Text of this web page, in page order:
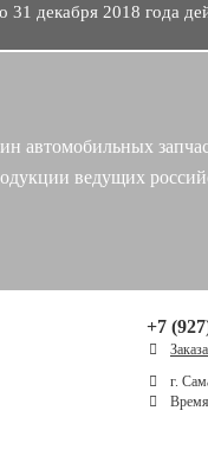
31 декабря 2018 года
автомобильных
ведущих
+7
г.